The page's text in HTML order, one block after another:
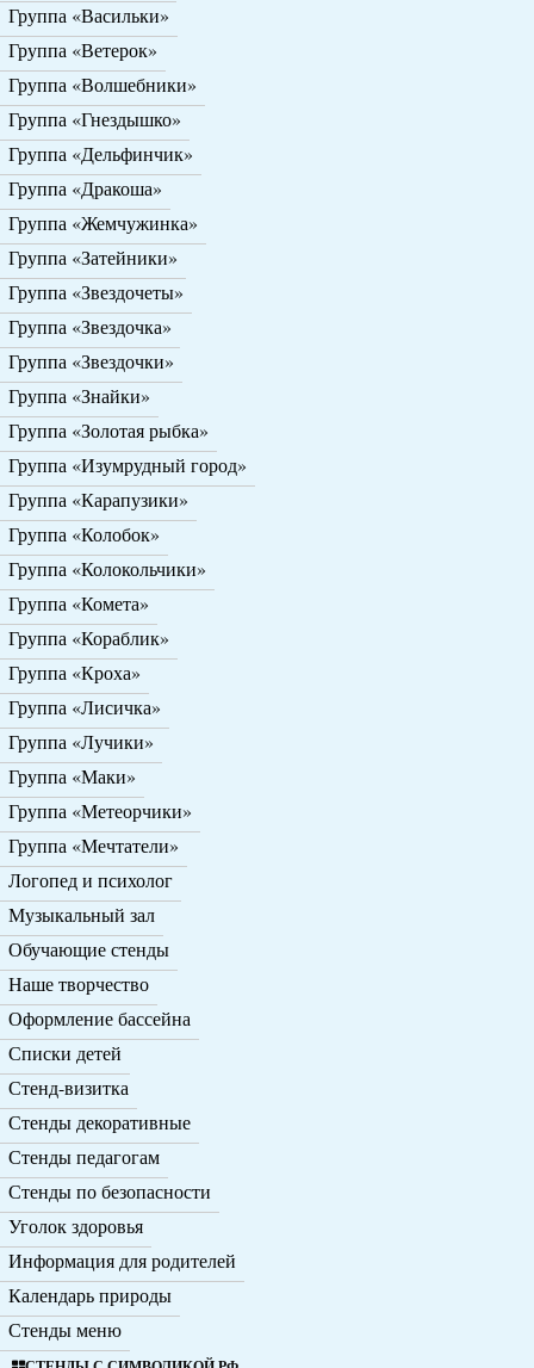
Группа «Васильки»
Группа «Ветерок»
Группа «Волшебники»
Группа «Гнездышко»
Группа «Дельфинчик»
Группа «Дракоша»
Группа «Жемчужинка»
Группа «Затейники»
Группа «Звездочеты»
Группа «Звездочка»
Группа «Звездочки»
Группа «Знайки»
Группа «Золотая рыбка»
Группа «Изумрудный город»
Группа «Карапузики»
Группа «Колобок»
Группа «Колокольчики»
Группа «Комета»
Группа «Кораблик»
Группа «Кроха»
Группа «Лисичка»
Группа «Лучики»
Группа «Маки»
Группа «Метеорчики»
Группа «Мечтатели»
Логопед и психолог
Музыкальный зал
Обучающие стенды
Наше творчество
Оформление бассейна
Списки детей
Стенд-визитка
Стенды декоративные
Стенды педагогам
Стенды по безопасности
Уголок здоровья
Информация для родителей
Календарь природы
Стенды меню